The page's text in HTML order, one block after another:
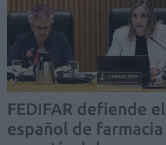
FEDIFAR defiende
español de